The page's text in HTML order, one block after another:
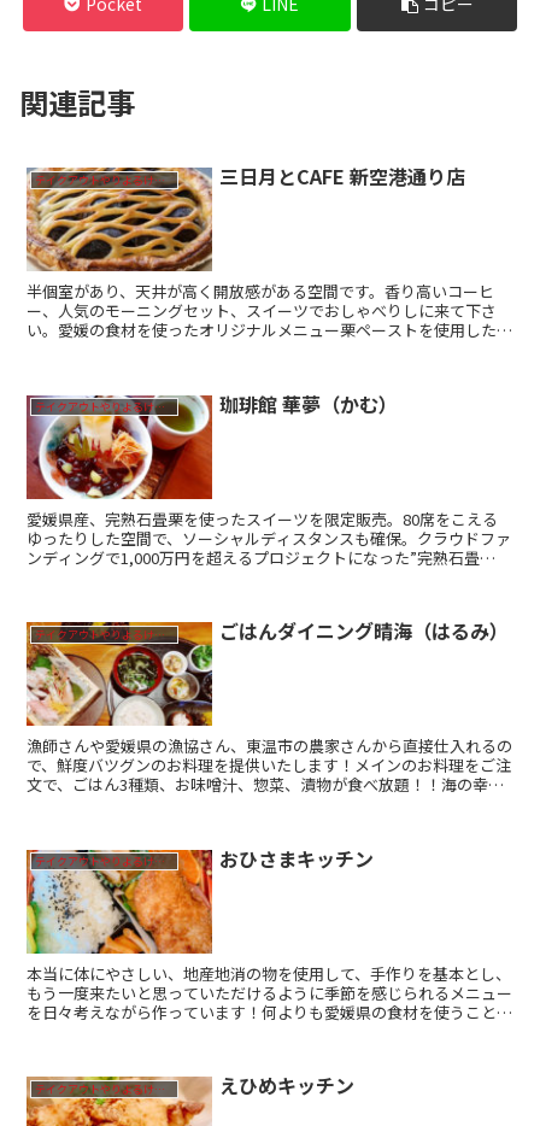
関連記事
テイクアウトやりよるけん！ 三日月とCAFE 新空港通り店
半個室があり、天井が高く開放感がある空間です。香り高いコーヒ
ー、人気のモーニングセット、スイーツでおしゃべりしに来て下さ
い。愛媛の食材を使ったオリジナルメニュー栗ペーストを使用したモ
テイクアウトやりよるけん！ 珈琲館 華夢（かむ）
愛媛県産、完熟石畳栗を使ったスイーツを限定販売。80席をこえる
ゆったりした空間で、ソーシャルディスタンスも確保。クラウドファ
ンディングで1,000万円を超えるプロジェクトになった”完熟石畳
テイクアウトやりよるけん！ ごはんダイニング晴海（はるみ）
漁師さんや愛媛県の漁協さん、東温市の農家さんから直接仕入れるの
で、鮮度バツグンのお料理を提供いたします！メインのお料理をご注
文で、ごはん3種類、お味噌汁、惣菜、漬物が食べ放題！！海の幸、
テイクアウトやりよるけん！ おひさまキッチン
本当に体にやさしい、地産地消の物を使用して、手作りを基本とし、
もう一度来たいと思っていただけるように季節を感じられるメニュー
を日々考えながら作っています！何よりも愛媛県の食材を使うこと
テイクアウトやりよるけん！ えひめキッチン